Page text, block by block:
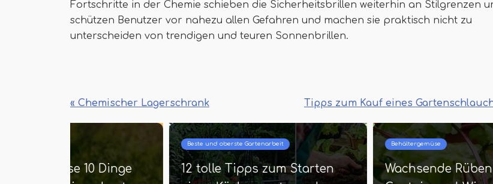
Fortschritte in der Chemie schieben die Sicherheitsbrillen weiterhin an Stilgrenzen
schützen Benutzer vor nahezu allen Gefahren und machen sie praktisch nicht zu
unterscheiden von trendigen und teuren Sonnenbrillen.
« Chemischer Lagerschrank Tipps zum Kauf eines
Beste und oberste Gartenarbeit
17 BALKONY
Beste und oberste Gartenarbeit
16 Bodenabdeckungen, die